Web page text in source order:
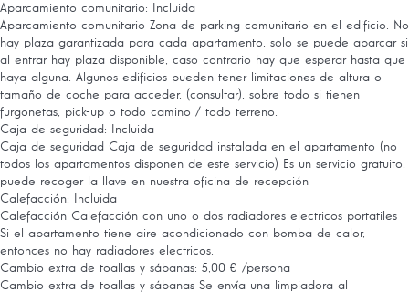
Aparcamiento comunitario: Incluida
Aparcamiento comunitario Zona de parking comunitario en el edificio. No
hay plaza garantizada para cada apartamento, solo se puede aparcar si
al entrar hay plaza disponible, caso contrario hay que esperar hasta que
haya alguna. Algunos edificios pueden tener limitaciones de altura o
tamaño de coche para acceder, (consultar), sobre todo si tienen
furgonetas, pick-up o todo camino / todo terreno.
Caja de seguridad: Incluida
Caja de seguridad Caja de seguridad instalada en el apartamento (no
todos los apartamentos disponen de este servicio) Es un servicio gratuito,
puede recoger la llave en nuestra oficina de recepción
Calefacción: Incluida
Calefacción Calefacción con uno o dos radiadores electricos portatiles
Si el apartamento tiene aire acondicionado con bomba de calor,
entonces no hay radiadores electricos.
Cambio extra de toallas y sábanas: 5,00 € /persona
Cambio extra de toallas y sábanas Se envía una limpiadora al